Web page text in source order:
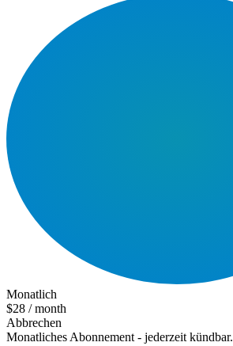
Monatlich
$28 / month
Abbrechen
Monatliches Abonnement - jederzeit kündbar.